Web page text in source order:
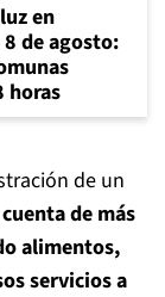
en
de agosto:
horas
de un
de más
alimentos,
servicios a